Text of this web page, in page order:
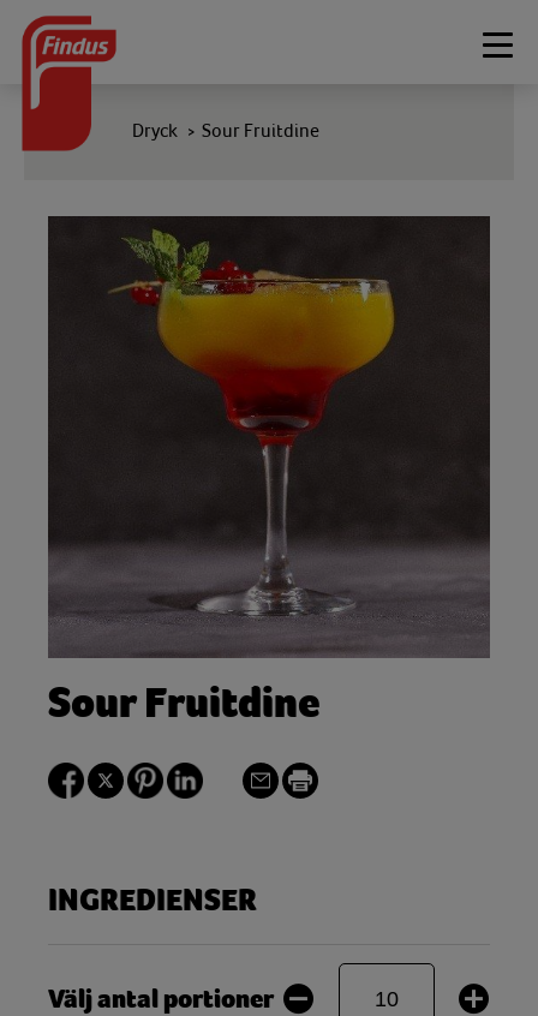
Dryck > Sour Fruitdine
Sour Fruitdine
INGREDIENSER
Välj antal portioner